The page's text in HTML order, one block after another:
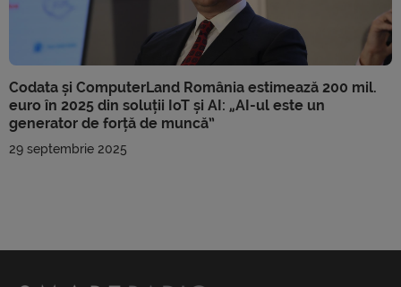
Codata și ComputerLand România estimează 200 mil.
euro în 2025 din soluții IoT și AI: „AI-ul este un
generator de forță de muncă”
29 septembrie 2025